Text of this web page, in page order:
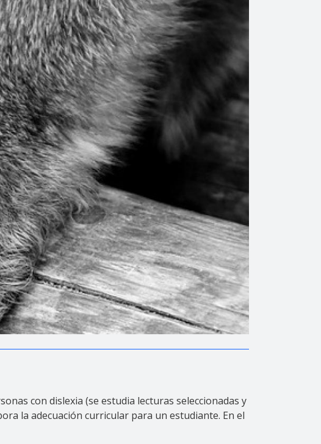
con dislexia (se estudia lecturas seleccionadas y
la adecuación curricular para un estudiante. En el